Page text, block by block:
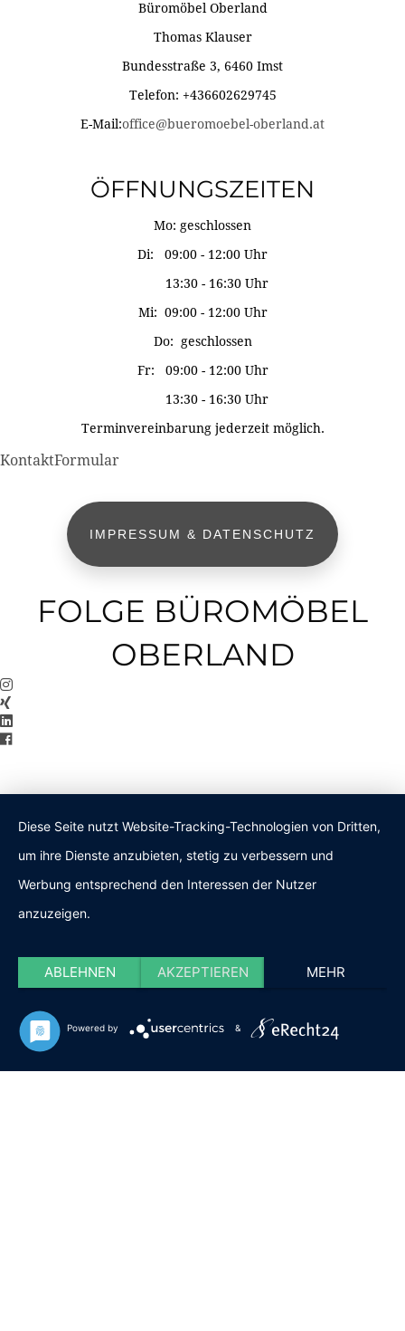
Büromöbel Oberland
Thomas Klauser
Bundesstraße 3, 6460 Imst
Telefon: +436602629745
E-Mail:office@bueromoebel-oberland.at
ÖFFNUNGSZEITEN
Mo: geschlossen
Di: 09:00 - 12:00 Uhr
13:30 - 16:30 Uhr
Mi: 09:00 - 12:00 Uhr
Do: geschlossen
Fr: 09:00 - 12:00 Uhr
13:30 - 16:30 Uhr
Terminvereinbarung jederzeit möglich.
KontaktFormular
IMPRESSUM & DATENSCHUTZ
FOLGE BÜROMÖBEL
OBERLAND
Diese Seite nutzt Website-Tracking-Technologien von Dritten,
um ihre Dienste anzubieten, stetig zu verbessern und
Werbung entsprechend den Interessen der Nutzer
anzuzeigen.
ABLEHNEN AKZEPTIEREN MEHR
Powered by &